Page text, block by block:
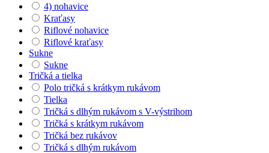
4) nohavice
Kraťasy
Riflové nohavice
Riflové kraťasy
Sukne
Sukne
Tričká a tielka
Polo tričká s krátkym rukávom
Tielka
Tričká s dlhým rukávom s V-výstrihom
Tričká s krátkym rukávom
Tričká bez rukávov
Tričká s dlhým rukávom